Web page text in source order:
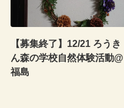
【募集終了】12/21 ろうき
ん森の学校自然体験活動@
福島